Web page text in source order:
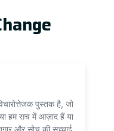
पुस्तक है, जो
हम सच में आज़ाद हैं या
और सोच की सच्चाई